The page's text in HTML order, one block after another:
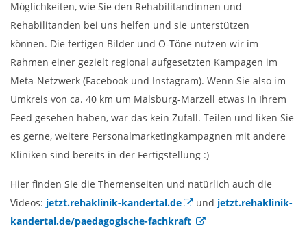
Möglichkeiten, wie Sie den Rehabilitandinnen und
Rehabilitanden bei uns helfen und sie unterstützen
können. Die fertigen Bilder und O-Töne nutzen wir im
Rahmen einer gezielt regional aufgesetzten Kampagen im
Meta-Netzwerk (Facebook und Instagram). Wenn Sie also im
Umkreis von ca. 40 km um Malsburg-Marzell etwas in Ihrem
Feed gesehen haben, war das kein Zufall. Teilen und liken Sie
es gerne, weitere Personalmarketingkampagnen mit andere
Kliniken sind bereits in der Fertigstellung :)
Hier finden Sie die Themenseiten und natürlich auch die
Videos: jetzt.rehaklinik-kandertal.de und jetzt.rehaklinik-
kandertal.de/paedagogische-fachkraft